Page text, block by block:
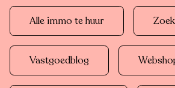
Alle immo te huur
Vastgoedblog